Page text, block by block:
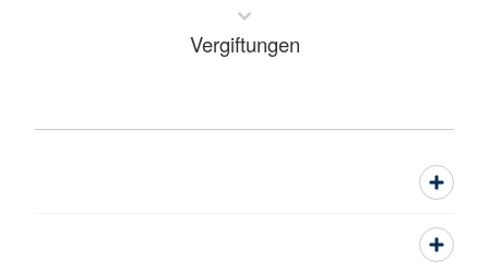
Vergiftungen